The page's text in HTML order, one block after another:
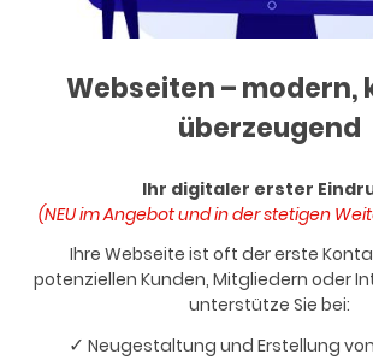
Webseiten – modern,
überzeugend
Ihr digitaler erster
(NEU im Angebot und in der stetigen
Ihre Webseite ist oft der erste
potenziellen Kunden, Mitgliedern oder
unterstütze Sie bei:
✓ Neugestaltung und Erstellung